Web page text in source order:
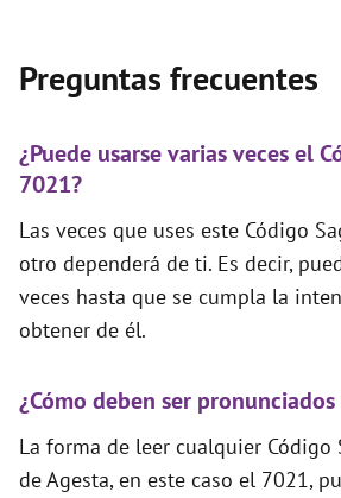
Preguntas frecuentes
¿Puede usarse varias veces el
7021?
Las veces que uses este Código
otro dependerá de ti. Es decir,
veces hasta que se cumpla la
obtener de él.
¿Cómo deben ser
La forma de leer cualquier Código
de Agesta, en este caso el 7021,